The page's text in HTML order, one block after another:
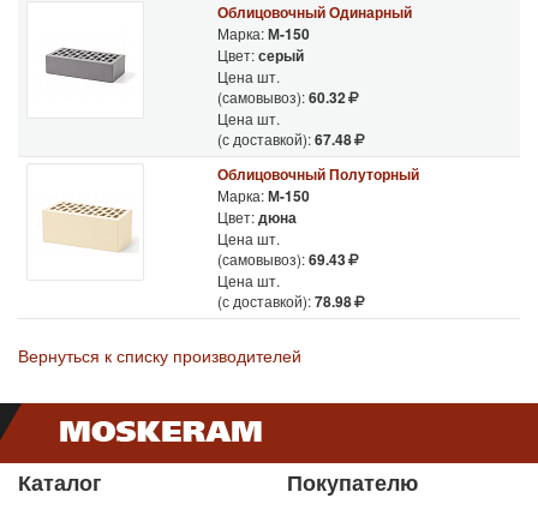
Облицовочный Одинарный
Марка:М-150
Цвет:серый
Цена шт.
(самовывоз):60.32
Цена шт.
(с доставкой):67.48
Облицовочный Полуторный
Марка:М-150
Цвет:дюна
Цена шт.
(самовывоз):69.43
Цена шт.
(с доставкой):78.98
Вернуться к списку производителей
Каталог Покупателю